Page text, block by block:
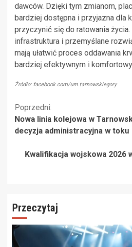
dawców. Dzięki tym zmianom,
bardziej dostępna i przyjazna dla
przyczynić się do ratowania
infrastruktura i przemyślane
mają ułatwić proces oddawania
bardziej efektywnym i
Źródło: facebook.com/um.tarnowskiegory
Kontynuuj
czytanie
Poprzedni:
Nowa linia kolejowa w
decyzja administracyjna w toku
Kwalifikacja wojskowa 2026
Przeczytaj